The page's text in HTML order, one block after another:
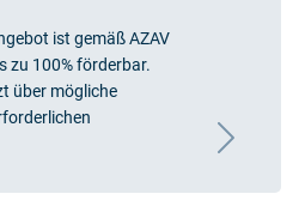
ist gemäß AZAV
zu 100% förderbar.
über mögliche